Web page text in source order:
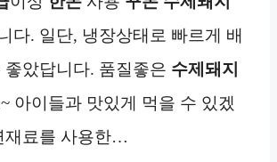
다. 일단, 냉장상태로 빠르게 배
좋았답니다. 품질좋은 수제 돼지
아이들과 맛있게 먹을 수 있겠
재료를 사용한…